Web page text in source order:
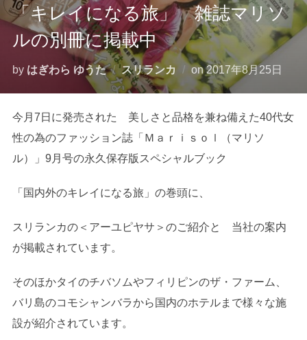
「キレイになる旅」 雑誌マリソ
ルの別冊に掲載中
by はぎわら ゆうた スリランカ on投
稿
2017年8月25日
今月7日に発売された 美しさと品格を兼ね備えた40代女
性の為のファッション誌「Ｍａｒｉｓｏｌ（マリソ
ル）」9月号の永久保存版スペシャルブック
「国内外のキレイになる旅」の巻頭に、
スリランカの＜アーユピヤサ＞のご紹介と 当社の案内
が掲載されています。
そのほかタイのチバソムやフィリピンのザ・ファーム、
バリ島のコモシャンバラから国内のホテルまで様々な施
設が紹介されています。